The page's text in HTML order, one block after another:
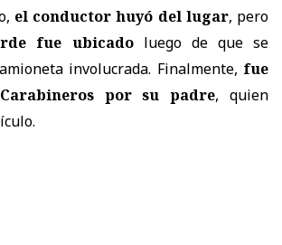
el conductor huyó del lugar, pero
fue ubicadoluego de que se
involucrada. Finalmente, fue
por su padre, quien